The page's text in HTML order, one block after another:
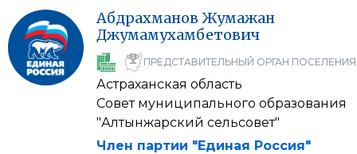
Абдрахманов Жумажан
Джумамухамбетович
ПРЕДСТАВИТЕЛЬНЫЙ ОРГАН ПОСЕЛЕНИЯ
Астраханская область
Совет муниципального образования
"Алтынжарский сельсовет"
Член партии "Единая Россия"